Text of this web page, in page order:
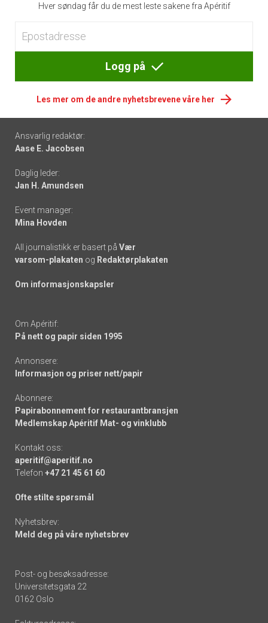
Hver søndag får du de mest leste sakene fra Apéritif
Logg på
Les mer om de andre nyhetsbrevene våre her
Footer
-
links
Ansvarlig redaktør:
Aase E. Jacobsen
Daglig leder:
Jan H. Amundsen
Event manager:
Mina Hovden
All journalistikk er basert på Vær
varsom-plakaten og Redaktørplakaten
Om informasjonskapsler
Om Apéritif:
På nett og papir siden 1995
Annonsere:
Informasjon og priser nett/papir
Abonnere:
Papirabonnement for restaurantbransjen
Medlemskap Apéritif Mat- og vinklubb
Kontakt oss:
aperitif@aperitif.no
Telefon +47 21 45 61 60
Ofte stilte spørsmål
Nyhetsbrev:
Meld deg på våre nyhetsbrev
Post- og besøksadresse:
Universitetsgata 22
0162 Oslo